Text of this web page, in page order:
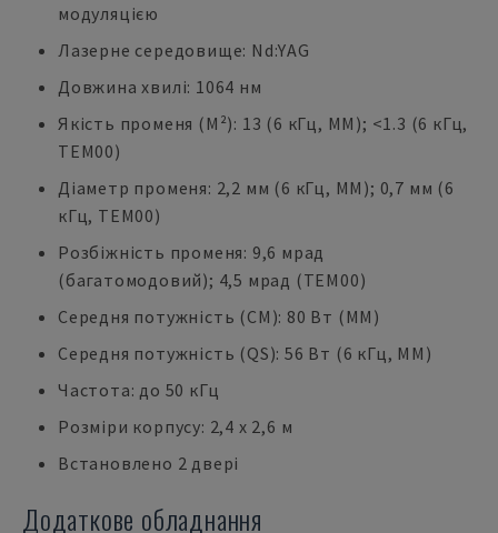
модуляцією
Лазерне середовище: Nd:YAG
Довжина хвилі: 1064 нм
Якість променя (M²): 13 (6 кГц, MM); <1.3 (6 кГц,
TEM00)
Діаметр променя: 2,2 мм (6 кГц, MM); 0,7 мм (6
кГц, TEM00)
Розбіжність променя: 9,6 мрад
(багатомодовий); 4,5 мрад (TEM00)
Середня потужність (CM): 80 Вт (MM)
Середня потужність (QS): 56 Вт (6 кГц, MM)
Частота: до 50 кГц
Розміри корпусу: 2,4 х 2,6 м
Встановлено 2 двері
Додаткове обладнання